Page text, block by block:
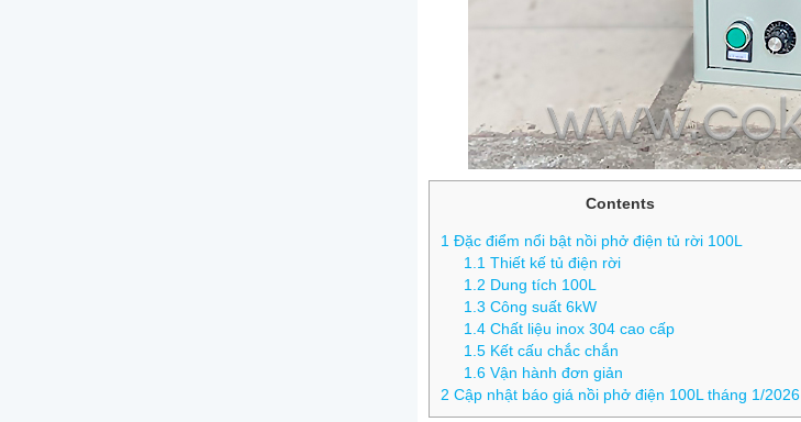
Contents
1 Đặc điểm nổi bật nồi phở điện tủ rời 100L
1.1 Thiết kế tủ điện rời
1.2 Dung tích 100L
1.3 Công suất 6kW
1.4Chất liệu inox 304 cao cấp
1.5Kết cấu chắc chắn
1.6Vận hành đơn giản
2 Cập nhật báo giá nồi phở điện 100L tháng 1/2026